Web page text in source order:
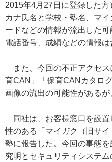
2015年4月27日に登録した
カナ氏名と学校・塾名、マ
ードなどの情報が流出した
電話番号、成績などの情報は
また、今回の不正アクセス
育CAN」「保育CANカタロ
画像の流出の可能性があるが
同社は、お客様窓口を設置
性のある「マイガク（旧サ
塾に報告した。今回の事態
究明とセキュリティシステ